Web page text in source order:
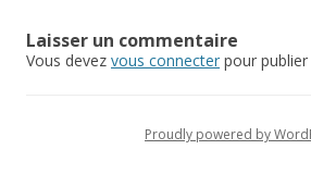
Laisser un commentaire
Vous devez vous connecter pour
Proudly powered by